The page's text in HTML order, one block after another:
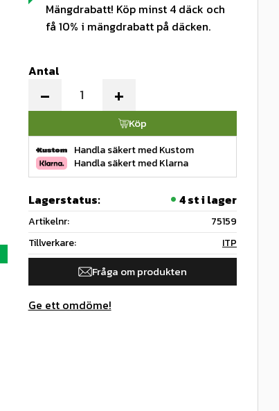
Mängdrabatt! Köp minst 4 däck och
få 10% i mängdrabatt på däcken.
Antal
+
-
Köp
Handla säkert med Kustom
Handla säkert med Klarna
Lagerstatus 4 st i lager
Artikelnr
75159
Tillverkare
ITP
Fråga om produkten
Ge ett omdöme!